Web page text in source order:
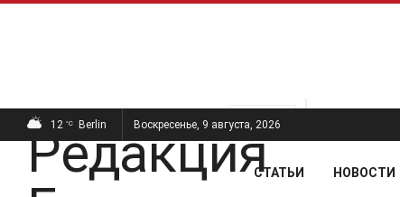
ПОСЛЕДНИЕ
12 °C Berlin Воскресенье, 9 августа, 2026
СТАТЬИ НОВОСТИ